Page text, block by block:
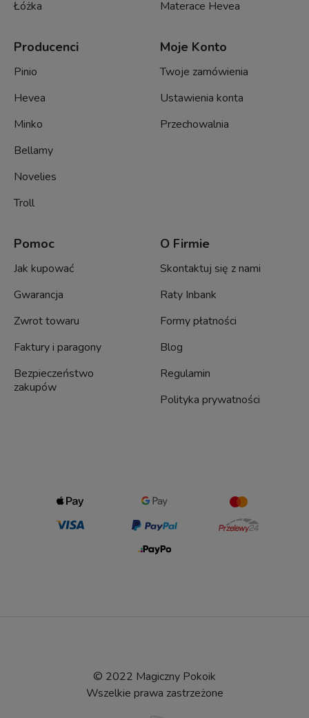
Łóżka
Materace Hevea
Producenci
Pinio
Hevea
Minko
Bellamy
Novelies
Troll
Moje Konto
Twoje zamówienia
Ustawienia konta
Przechowalnia
Pomoc
Jak kupować
Gwarancja
Zwrot towaru
Faktury i paragony
Bezpieczeństwo
zakupów
O Firmie
Skontaktuj się z nami
Raty Inbank
Formy płatności
Blog
Regulamin
Polityka prywatności
© 2022 Magiczny Pokoik
Wszelkie prawa zastrzeżone